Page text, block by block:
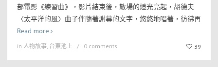
部電影《練習曲》，影片結束後，散場的燈光亮起，胡德夫
〈太平洋的風〉曲子伴隨著謝幕的文字，悠悠地唱著，彷彿再
Read more
in 人物故事, 台東池上 0 comments 39